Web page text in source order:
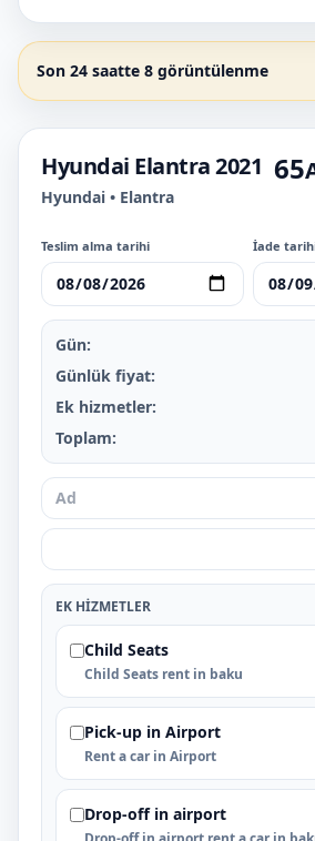
Son 24 saatte 8 görüntülenme
Hyundai Elantra 2021
Hyundai • Elantra
65
Teslim alma tarihi İade
Gün:
Günlük fiyat:
Ek hizmetler:
Toplam:
EK HIZMETLER
Child Seats
Child Seats rent in baku
Pick-up in Airport
Rent a car in Airport
Drop-off in airport